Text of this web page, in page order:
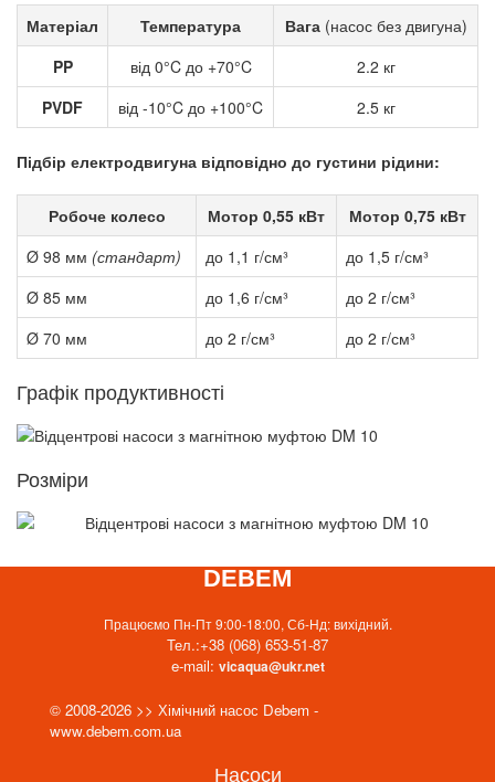
Матеріал Температура Вага(насос без двигуна)
PP
від 0°C до +70°C
2.2 кг
PVDF
від -10°C до +100°C 2.5 кг
Підбір електродвигуна відповідно до густини рідини:
Робоче колесо Мотор 0,55 кВт
Мотор 0,75 кВт
Ø 98 мм (стандарт) до 1,1 г/см³
до 1,5 г/см³
Ø 85 мм
до 1,6 г/см³
до 2 г/см³
Ø 70 мм
до 2 г/см³ до 2 г/см³
Графік продуктивності
Розміри
DEBEM
Працюємо Пн-Пт 9:00-18:00, Сб-Нд: вихідний.
Тел.:+38 (068) 653-51-87
e-mail: vicaqua@ukr.net
© 2008-2026 >> Хімічний насос Debem -
www.debem.com.ua
Насоси